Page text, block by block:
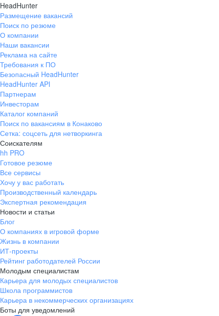
HeadHunter
Размещение вакансий
Поиск по резюме
О компании
Наши вакансии
Реклама на сайте
Требования к ПО
Безопасный HeadHunter
HeadHunter API
Партнерам
Инвесторам
Каталог компаний
Поиск по вакансиям в Конаково
Сетка: соцсеть для нетворкинга
Соискателям
hh PRO
Готовое резюме
Все сервисы
Хочу у вас работать
Производственный календарь
Экспертная рекомендация
Новости и статьи
Блог
О компаниях в игровой форме
Жизнь в компании
ИТ-проекты
Рейтинг работодателей России
Молодым специалистам
Карьера для молодых специалистов
Школа программистов
Карьера в некоммерческих организациях
Боты для уведомлений